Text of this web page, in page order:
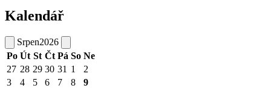
Kalendář
Srpen2026
Po Út St Čt Pá So Ne
27 28 29 30 31 1
2
3
4 5 6 7 8
9